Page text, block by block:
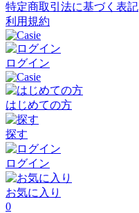
特定商取引法に基づく表記
利用規約
ログイン
はじめての方
探す
ログイン
お気に入り
0